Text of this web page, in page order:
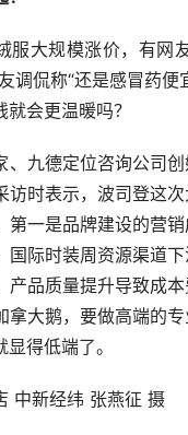
服大规模涨价，有网
调侃称“还是感冒药便
会更温暖吗？
、九德定位咨询公司
访时表示，波司登这
第一是品牌建设的营
国际时装周资源渠道
产品质量提升导致成
拿大鹅，要做高端的
得低端了。
中新经纬 张燕征 摄